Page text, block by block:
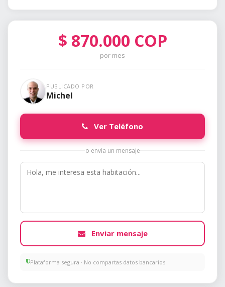
$ 870.000 COP
por mes
PUBLICADO POR
Michel
Ver Teléfono
o envía un mensaje
Enviar mensaje
Plataforma segura · No compartas datos bancarios